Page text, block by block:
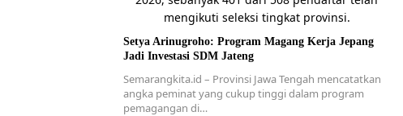
Setya Arinugroho: Program Magang Kerja Jepang
Jadi Investasi SDM Jateng
Semarangkita.id – Provinsi Jawa Tengah mencatatkan
angka peminat yang cukup tinggi dalam program
pemagangan di…